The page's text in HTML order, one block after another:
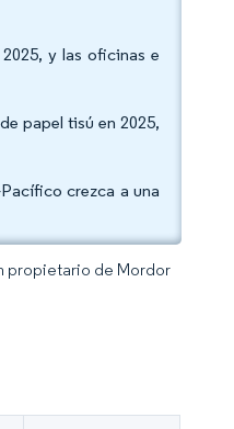
y las oficinas e
papel tisú en 2025,
crezca a una
propietario de Mordor